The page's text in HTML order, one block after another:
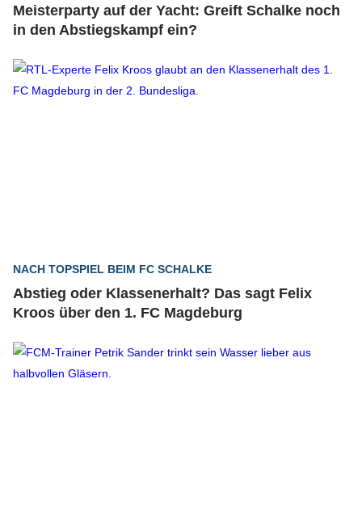
Meisterparty auf der Yacht: Greift Schalke noch
in den Abstiegskampf ein?
NACH TOPSPIEL BEIM FC SCHALKE
Abstieg oder Klassenerhalt? Das sagt Felix
Kroos über den 1. FC Magdeburg